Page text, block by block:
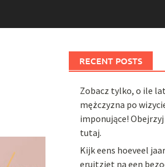
RECENT POSTS
Zobacz tylko, o ile
mężczyzna po
imponujące!
tutaj.
Kijk eens hoeveel
eruitziet na een